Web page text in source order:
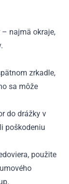
najmä okraje,
zrkadle,
sa môže
do drážky v
poškodeniu
použite